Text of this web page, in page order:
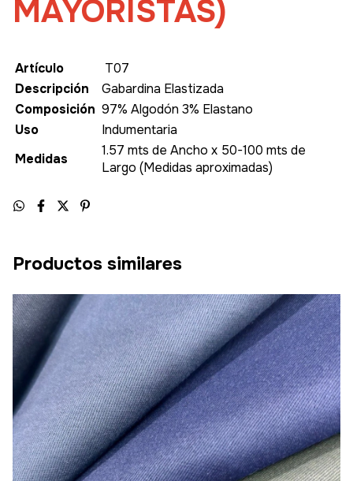
MAYORISTAS)
Artículo
T07
Descripción
Gabardina Elastizada
Composición 97% Algodón 3% Elastano
Uso
Indumentaria
Medidas
1.57 mts de Ancho x 50-100 mts de
Largo (Medidas aproximadas)
Productos similares